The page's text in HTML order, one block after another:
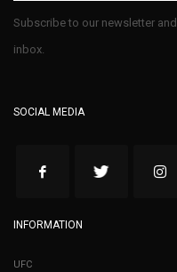
Subscribe to our newsletter
inbox.
SOCIAL MEDIA
INFORMATION
UFC